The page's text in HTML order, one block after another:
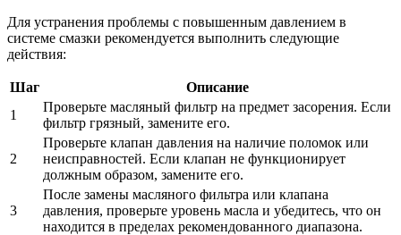
Для устранения проблемы с повышенным давлением в
системе смазки рекомендуется выполнить следующие
действия:
Шаг
Описание
1
Проверьте масляный фильтр на предмет засорения. Если
фильтр грязный, замените его.
2
Проверьте клапан давления на наличие поломок или
неисправностей. Если клапан не функционирует
должным образом, замените его.
3
После замены масляного фильтра или клапана
давления, проверьте уровень масла и убедитесь, что он
находится в пределах рекомендованного диапазона.